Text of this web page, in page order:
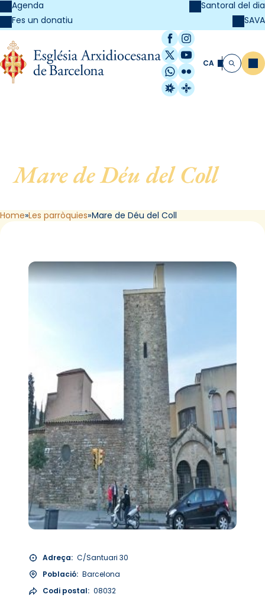
Agenda
Fes un donatiu
Santoral del dia
SAVA
Facebook
Instagram
X / Twitter
YouTube
WhatsApp
Flickr
Radio Estel
Catalunya
CA Cerca
Mare de Déu del Coll, de
Home Les parròquies Mare de Déu del Coll
Adreça: C/Santuari 30
Població: Barcelona
Codi postal: 08032